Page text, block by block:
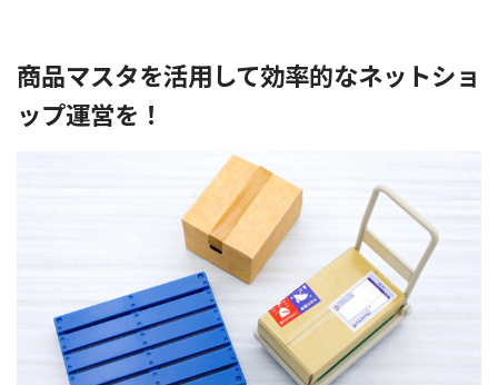
商品マスタを活用して効率的なネットショ
ップ運営を！